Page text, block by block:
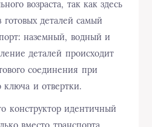
возраста, так как здесь
готовых деталей самый
наземный, водный и
деталей происходит
соединения при
и отвертки.
конструктор идентичный